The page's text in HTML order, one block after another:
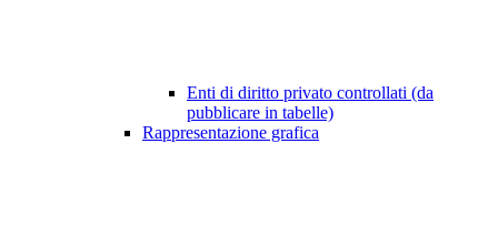
Enti di diritto privato controllati (da
pubblicare in tabelle)
Rappresentazione grafica